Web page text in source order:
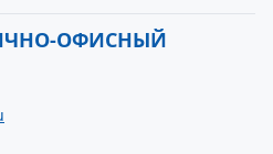
ОФИСНЫЙ